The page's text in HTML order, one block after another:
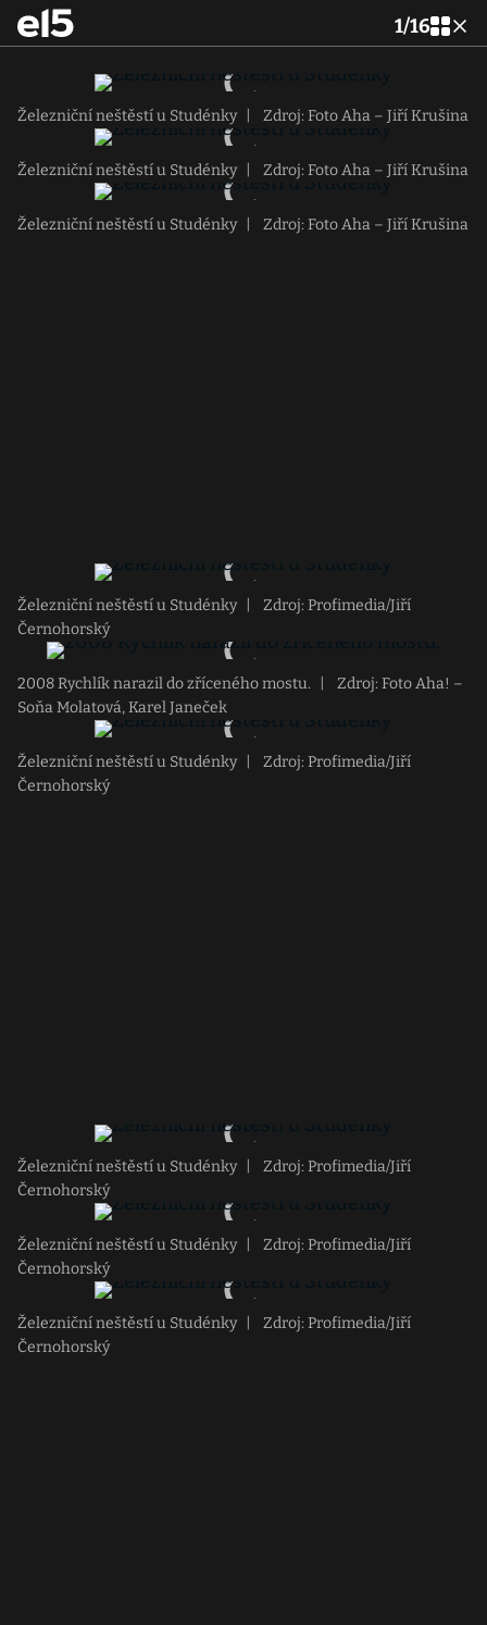
1/16
Železniční neštěstí u Studénky Zdroj: Foto Aha – Jiří Krušina
Železniční neštěstí u Studénky Zdroj: Foto Aha – Jiří Krušina
Železniční neštěstí u Studénky Zdroj: Foto Aha – Jiří Krušina
Železniční neštěstí u Studénky
Zdroj: Profimedia/Jiří
Černohorský
2008 Rychlík narazil do zříceného mostu.
Zdroj: Foto Aha! –
Soňa Molatová, Karel Janeček
Železniční neštěstí u Studénky
Zdroj: Profimedia/Jiří
Černohorský
Železniční neštěstí u Studénky
Zdroj: Profimedia/Jiří
Černohorský
Železniční neštěstí u Studénky
Zdroj: Profimedia/Jiří
Černohorský
Železniční neštěstí u Studénky
Zdroj: Profimedia/Jiří
Černohorský